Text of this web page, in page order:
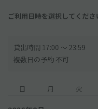
現地料金体系に従った現地
申請なき場合、現地にて別
ご利用日時を選択してくださ
貸出時間 17:00 〜 23:59
複数日の予約 不可
日 月 火